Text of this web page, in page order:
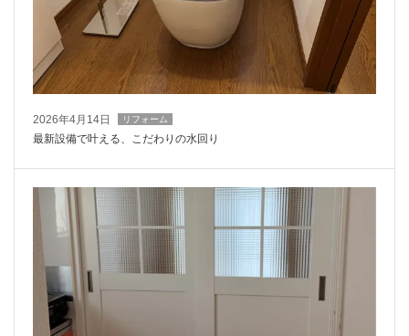
2026年4月14日 リフォーム
最新設備で叶える、こだわりの水回り